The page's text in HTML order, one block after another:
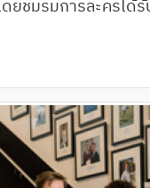
ยชมรมการละครได้